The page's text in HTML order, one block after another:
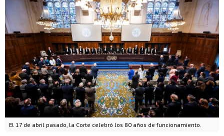
El 17 de abril pasado, la Corte celebró los 80 años de funcionamiento.